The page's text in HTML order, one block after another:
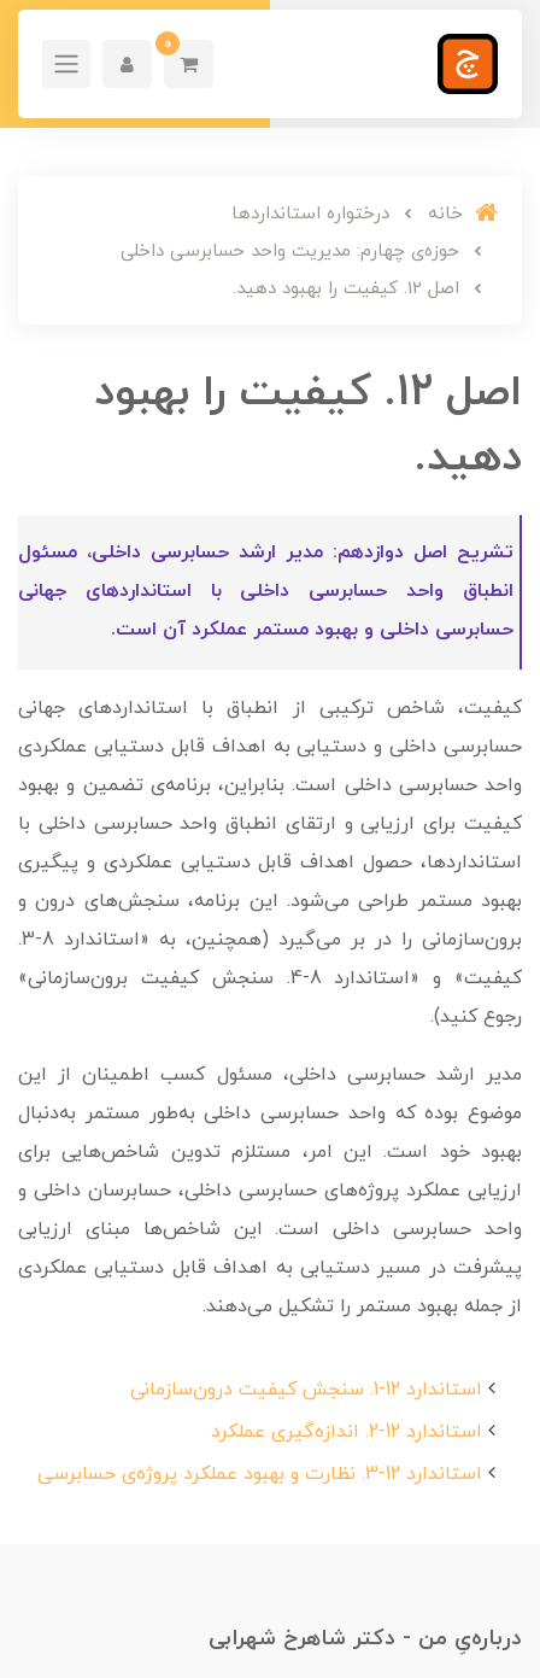
0
خانه
درختواره استانداردها
حوزه‌ی چهارم: مدیریت واحد حسابرسی داخلی
اصل 12. کیفیت را بهبود دهید.
اصل 12. کیفیت را بهبود
دهید.
تشریح اصل دوازدهم: مدیر ارشد حسابرسی داخلی، مسئول
انطباق واحد حسابرسی داخلی با استانداردهای جهانی
حسابرسی داخلی و بهبود مستمر عملکرد آن است.
کیفیت، شاخص ترکیبی از انطباق با استانداردهای جهانی
حسابرسی داخلی و دستیابی به اهداف قابل دستیابی عملکردی
واحد حسابرسی داخلی است. بنابراین، برنامه‌ی تضمین و بهبود
کیفیت برای ارزیابی و ارتقای انطباق واحد حسابرسی داخلی با
استانداردها، حصول اهداف قابل دستیابی عملکردی و پیگیری
بهبود مستمر طراحی می‌شود. این برنامه، سنجش‌های درون و
برون‌سازمانی را در بر می‌گیرد (همچنین، به «استاندارد 8-3.
کیفیت» و «استاندارد 8-4. سنجش کیفیت برون‌سازمانی»
رجوع کنید).
مدیر ارشد حسابرسی داخلی، مسئول کسب اطمینان از این
موضوع بوده که واحد حسابرسی داخلی به‌­طور مستمر به‌دنبال
بهبود خود است. این امر، مستلزم تدوین شاخص‌­هایی برای
ارزیابی عملکرد پروژه‌­های حسابرسی داخلی، حسابرسان داخلی و
واحد حسابرسی داخلی است. این شاخص‌­ها مبنای ارزیابی
پیشرفت در مسیر دستیابی به اهداف قابل دستیابی عملکردی
از جمله بهبود مستمر را تشکیل می‌دهند.
استاندارد 12-1. سنجش کیفیت درون‌سازمانی
استاندارد 12-2. اندازه‌گیری عملکرد
استاندارد 12-3. نظارت و بهبود عملکرد پروژه‌ی حسابرسی
درباره‌یِ من - دکتر شاهرخ شهرابی